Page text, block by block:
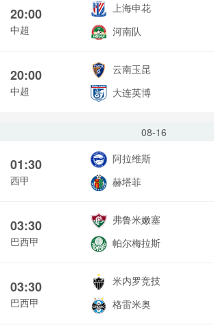
20:00
中超
上海申花
河南队
20:00
中超
云南玉昆
大连英博
08-16
01:30
西甲
阿拉维斯
赫塔菲
03:30
巴西甲
弗鲁米嫩塞
帕尔梅拉斯
03:30
巴西甲
米内罗竞技
格雷米奥